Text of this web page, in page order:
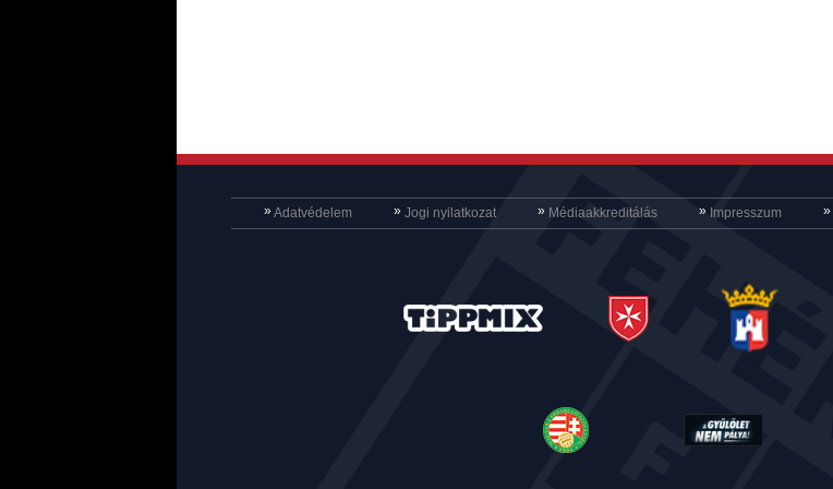
»Adatvédelem » Jogi nyilatkozat » Médiaakkreditálás » Impresszum »